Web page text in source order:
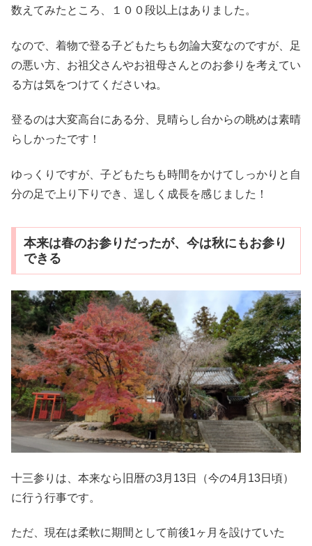
数えてみたところ、１００段以上はありました。
なので、着物で登る子どもたちも勿論大変なのですが、足
の悪い方、お祖父さんやお祖母さんとのお参りを考えてい
る方は気をつけてくださいね。
登るのは大変高台にある分、見晴らし台からの眺めは素晴
らしかったです！
ゆっくりですが、子どもたちも時間をかけてしっかりと自
分の足で上り下りでき、逞しく成長を感じました！
本来は春のお参りだったが、今は秋にもお参り
できる
十三参りは、本来なら旧暦の3月13日（今の4月13日頃）
に行う行事です。
ただ、現在は柔軟に期間として前後1ヶ月を設けていた